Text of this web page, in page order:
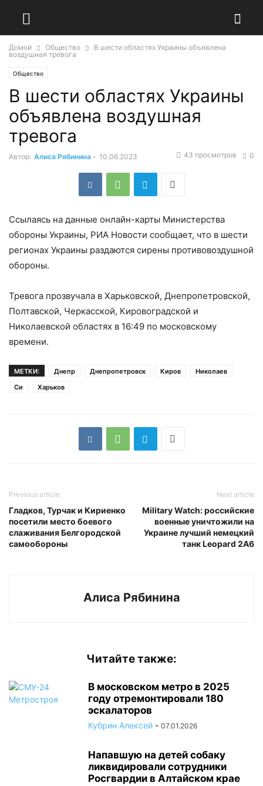
Домой Общество
В шести областях Украины объявлена
воздушная тревога
Общество
В шести областях Украины
объявлена воздушная
тревога
Автор: Алиса Рябинина - 10.06.2023 0
43 просмотров
Ссылаясь на данные онлайн-карты Министерства
обороны Украины, РИА Новости сообщает, что в шести
регионах Украины раздаются сирены противовоздушной
обороны.
Тревога прозвучала в Харьковской, Днепропетровской,
Полтавской, Черкасской, Кировоградской и
Николаевской областях в 16:49 по московскому
времени.
МЕТКИ: Днепр Днепропетровск Киров
Николаев
Си
Харьков
Previous article
Гладков, Турчак и Кириенко
посетили место боевого
слаживания Белгородской
самообороны
Next article
Military Watch: российские
военные уничтожили на
Украине лучший немецкий
танк Leopard 2A6
Алиса Рябинина
Читайте также:
В московском метро в 2025
году отремонтировали 180
эскалаторов
Кубрин Алексей - 07.01.2026
Напавшую на детей собаку
ликвидировали сотрудники
Росгвардии в Алтайском крае